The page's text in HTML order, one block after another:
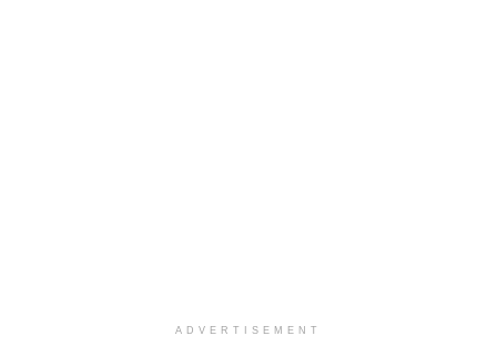
ADVERTISEMENT